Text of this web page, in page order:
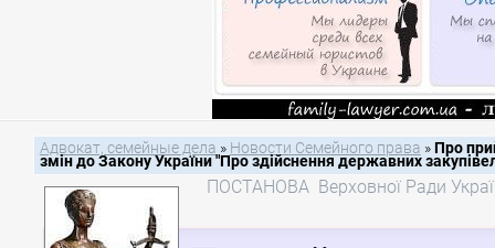
Адвокат, семейные дела » Новости Семейного права » Про
змін до Закону України "Про здійснення державних
ПОСТАНОВА Верховної Ради